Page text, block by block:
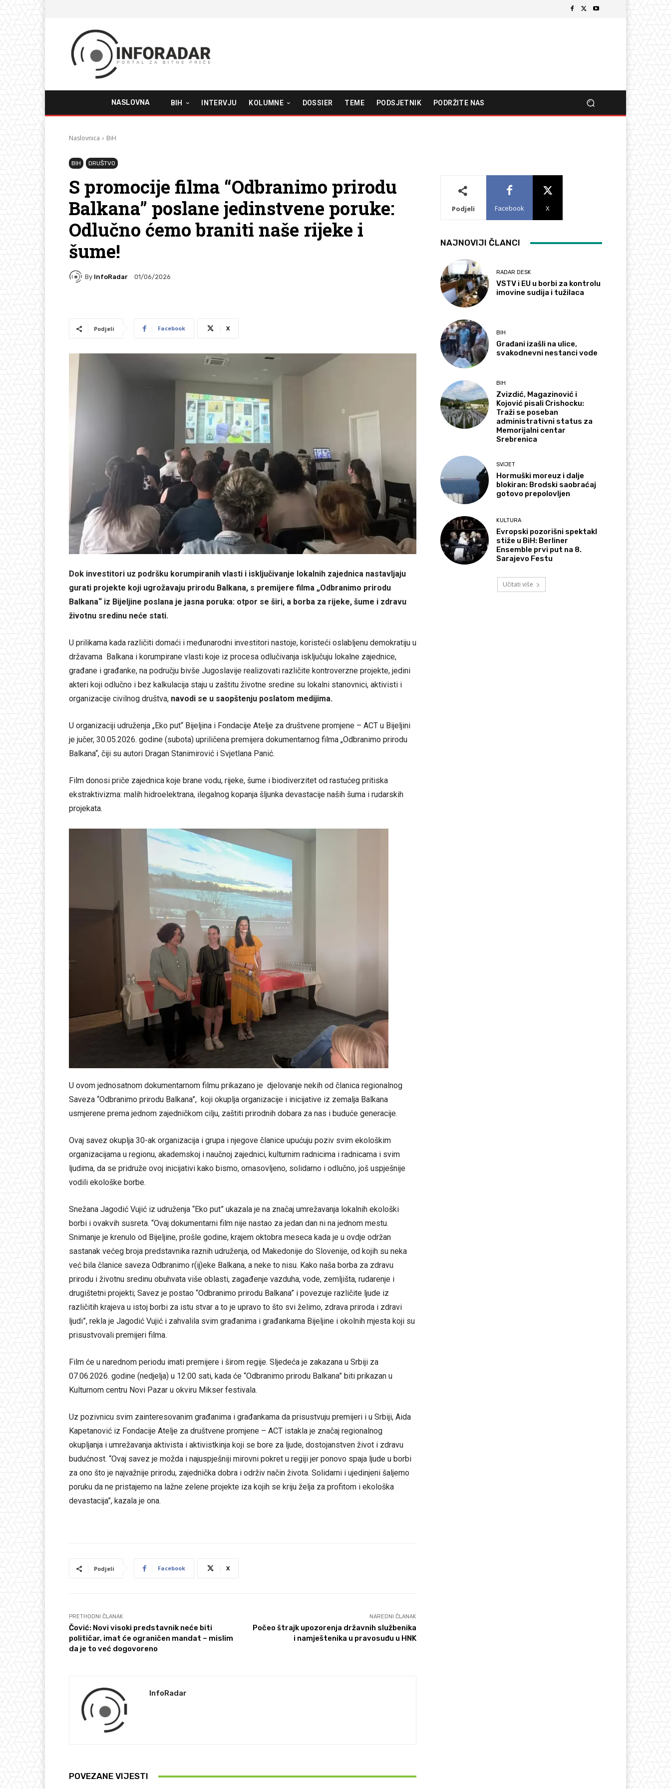
NASLOVNA BIH INTERVJU KOLUMNE DOSSIER TEME PODSJETNIK PODRŽITE NAS
Naslovnica BiH
BIH DRUŠTVO
S promocije filma “Odbranimo prirodu
Balkana” poslane jedinstvene poruke:
Odlučno ćemo braniti naše rijeke i
šume!
By InfoRadar 01/06/2026
Podjeli Facebook X
Dok investitori uz podršku korumpiranih vlasti i isključivanje lokalnih zajednica nastavljaju
gurati projekte koji ugrožavaju prirodu Balkana, s premijere filma „Odbranimo prirodu
Balkana“ iz Bijeljine poslana je jasna poruka: otpor se širi, a borba za rijeke, šume i zdravu
životnu sredinu neće stati.
U prilikama kada različiti domaći i međunarodni investitori nastoje, koristeći oslabljenu demokratiju u
državama Balkana i korumpirane vlasti koje iz procesa odlučivanja isključuju lokalne zajednice,
građane i građanke, na području bivše Jugoslavije realizovati različite kontroverzne projekte, jedini
akteri koji odlučno i bez kalkulacija staju u zaštitu životne sredine su lokalni stanovnici, aktivisti i
organizacije civilnog društva, navodi se u saopštenju poslatom medijima.
U organizaciji udruženja „Eko put“ Bijeljina i Fondacije Atelje za društvene promjene – ACT u Bijeljini
je jučer, 30.05.2026. godine (subota) upriličena premijera dokumentarnog filma „Odbranimo prirodu
Balkana“, čiji su autori Dragan Stanimirović i Svjetlana Panić.
Film donosi priče zajednica koje brane vodu, rijeke, šume i biodiverzitet od rastućeg pritiska
ekstraktivizma: malih hidroelektrana, ilegalnog kopanja šljunka devastacije naših šuma i rudarskih
projekata.
U ovom jednosatnom dokumentarnom filmu prikazano je djelovanje nekih od članica regionalnog
Saveza “Odbranimo prirodu Balkana”, koji okuplja organizacije i inicijative iz zemalja Balkana
usmjerene prema jednom zajedničkom cilju, zaštiti prirodnih dobara za nas i buduće generacije.
Ovaj savez okuplja 30-ak organizacija i grupa i njegove članice upućuju poziv svim ekološkim
organizacijama u regionu, akademskoj i naučnoj zajednici, kulturnim radnicima i radnicama i svim
ljudima, da se pridruže ovoj inicijativi kako bismo, omasovljeno, solidarno i odlučno, još uspješnije
vodili ekološke borbe.
Snežana Jagodić Vujić iz udruženja “Eko put” ukazala je na značaj umrežavanja lokalnih ekološki
borbi i ovakvih susreta. “Ovaj dokumentarni film nije nastao za jedan dan ni na jednom mestu.
Snimanje je krenulo od Bijeljine, prošle godine, krajem oktobra meseca kada je u ovdje održan
sastanak većeg broja predstavnika raznih udruženja, od Makedonije do Slovenije, od kojih su neka
već bila članice saveza Odbranimo r(ij)eke Balkana, a neke to nisu. Kako naša borba za zdravu
prirodu i životnu sredinu obuhvata više oblasti, zagađenje vazduha, vode, zemljišta, rudarenje i
drugištetni projekti; Savez je postao “Odbranimo prirodu Balkana” i povezuje različite ljude iz
različitih krajeva u istoj borbi za istu stvar a to je upravo to što svi želimo, zdrava priroda i zdravi
ljudi”, rekla je Jagodić Vujić i zahvalila svim građanima i građankama Bijeljine i okolnih mjesta koji su
prisustvovali premijeri filma.
Film će u narednom periodu imati premijere i širom regije. Sljedeća je zakazana u Srbiji za
07.06.2026. godine (nedjelja) u 12:00 sati, kada će “Odbranimo prirodu Balkana” biti prikazan u
Kulturnom centru Novi Pazar u okviru Mikser festivala.
Uz pozivnicu svim zainteresovanim građanima i građankama da prisustvuju premijeri i u Srbiji, Aida
Kapetanović iz Fondacije Atelje za društvene promjene – ACT istakla je značaj regionalnog
okupljanja i umrežavanja aktivista i aktivistkinja koji se bore za ljude, dostojanstven život i zdravu
budućnost. “Ovaj savez je možda i najuspješniji mirovni pokret u regiji jer ponovo spaja ljude u borbi
za ono što je najvažnije prirodu, zajednička dobra i održiv način života. Solidarni i ujedinjeni šaljemo
poruku da ne pristajemo na lažne zelene projekte iza kojih se kriju želja za profitom i ekološka
devastacija”, kazala je ona.
Podjeli Facebook X
PRETHODNI ČLANAK
Čović: Novi visoki predstavnik neće biti
političar, imat će ograničen mandat – mislim
da je to već dogovoreno
NAREDNI ČLANAK
Počeo štrajk upozorenja državnih službenika
i namještenika u pravosuđu u HNK
InfoRadar
POVEZANE VIJESTI
Podjeli Facebook X
NAJNOVIJI ČLANCI
RADAR DESK
VSTV i EU u borbi za kontrolu
imovine sudija i tužilaca
BIH
Građani izašli na ulice,
svakodnevni nestanci vode
BIH
Zvizdić, Magazinović i
Kojović pisali Crishocku:
Traži se poseban
administrativni status za
Memorijalni centar
Srebrenica
SVIJET
Hormuški moreuz i dalje
blokiran: Brodski saobraćaj
gotovo prepolovljen
KULTURA
Evropski pozorišni spektakl
stiže u BiH: Berliner
Ensemble prvi put na 8.
Sarajevo Festu
Učitati više